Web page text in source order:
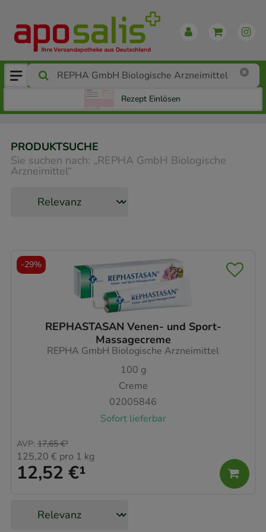
Rezept Einlösen
PRODUKTSUCHE
Sie suchen nach: „REPHA GmbH Biologische
Arzneimittel“
REPHASTASAN Venen- und Sport-
Massagecreme
REPHA GmbH Biologische Arzneimittel
100 g
Creme
02005846
Sofort lieferbar
12,52 €¹
AVP: 17,65 €²
125,20 € pro 1 kg
-29%